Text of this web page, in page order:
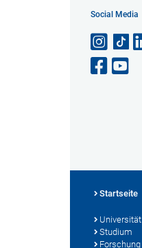
Social Media
Startseite
Universität
Studium
Forschung